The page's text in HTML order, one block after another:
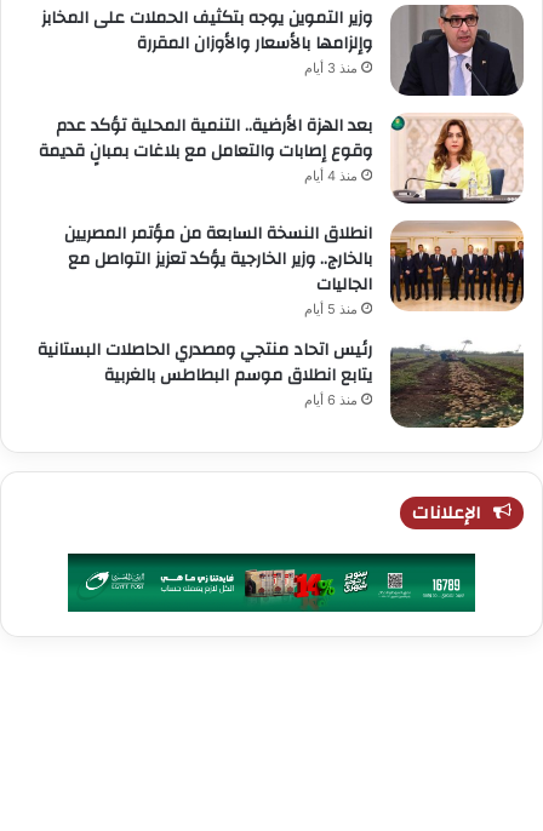
وزير التموين يوجه بتكثيف الحملات على المخابز
وإلزامها بالأسعار والأوزان المقررة
منذ 3 أيام
بعد الهزة الأرضية.. التنمية المحلية تؤكد عدم
وقوع إصابات والتعامل مع بلاغات بمبانٍ قديمة
منذ 4 أيام
انطلاق النسخة السابعة من مؤتمر المصريين
بالخارج.. وزير الخارجية يؤكد تعزيز التواصل مع
الجاليات
منذ 5 أيام
رئيس اتحاد منتجي ومصدري الحاصلات البستانية
يتابع انطلاق موسم البطاطس بالغربية
منذ 6 أيام
الإعلانات